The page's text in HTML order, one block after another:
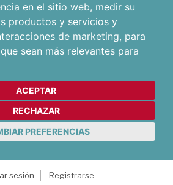
en el sitio web, medir su
productos y servicios y
de marketing, para
sean más relevantes para
ACEPTAR
RECHAZAR
PREFERENCIAS
sesión
Registrarse